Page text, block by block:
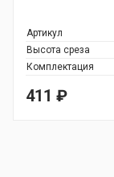
Артикул
Высота среза
Комплектация
411 ₽